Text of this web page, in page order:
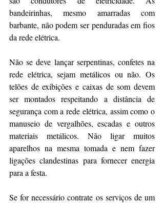
bandeirinhas, mesmo amarradas com
barbante, não podem ser penduradas em fios
da rede elétrica.
Não se deve lançar serpentinas, confetes na
rede elétrica, sejam metálicos ou não. Os
telões de exibições e caixas de som devem
ser montados respeitando a distância de
segurança com a rede elétrica, assim como o
manuseio de vergalhões, escadas e outros
materiais metálicos. Não ligar muitos
aparelhos na mesma tomada e nem fazer
ligações clandestinas para fornecer energia
para a festa.
Se for necessário contrate os serviços de um